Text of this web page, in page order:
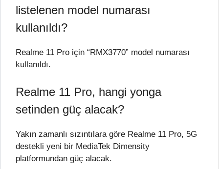
listelenen model numarası
kullanıldı?
Realme 11 Pro için “RMX3770” model numarası
kullanıldı.
Realme 11 Pro, hangi yonga
setinden güç alacak?
Yakın zamanlı sızıntılara göre Realme 11 Pro, 5G
destekli yeni bir MediaTek Dimensity
platformundan güç alacak.